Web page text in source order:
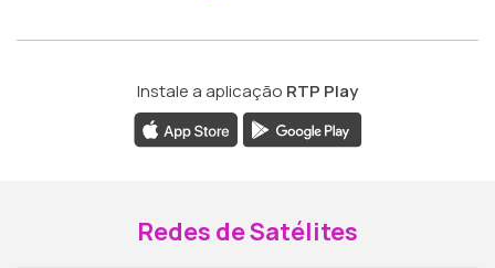
Instale a aplicação RTP Play
Redes de Satélites